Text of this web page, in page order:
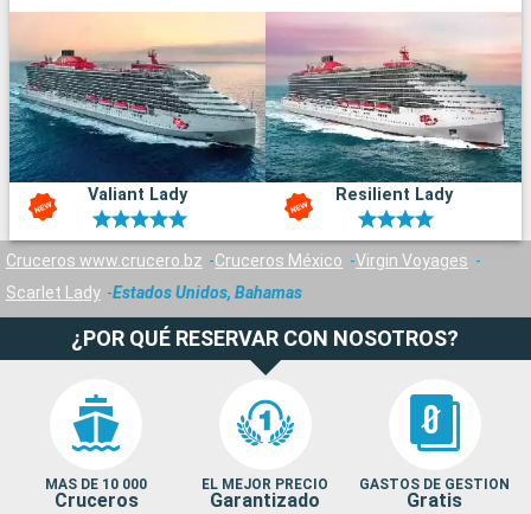
Valiant Lady Resilient Lady
Cruceros www.crucero.bz Cruceros México
Virgin Voyages
Scarlet Lady
Estados Unidos, Bahamas
¿POR QUÉ RESERVAR CON NOSOTROS?
MAS DE 10 000
Cruceros
EL MEJOR PRECIO
Garantizado
GASTOS DE GESTION
Gratis